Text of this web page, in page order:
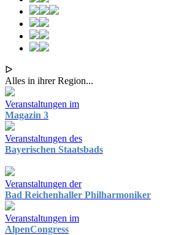
ᐅ
Alles in ihrer Region...
Veranstaltungen im
Magazin 3
Veranstaltungen des
Bayerischen Staatsbads
Veranstaltungen der
Bad Reichenhaller Philharmoniker
Veranstaltungen im
AlpenCongress